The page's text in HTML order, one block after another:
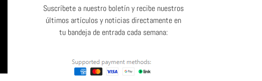
Suscríbete a nuestro boletín y recibe nuestros
últimos artículos y noticias directamente en
tu bandeja de entrada cada semana: